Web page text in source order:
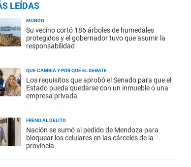
LEÍDAS
MUNDO
Su vecino cortó 186 árboles de humedales
protegidos y el gobernador tuvo que asumir la
responsabilidad
QUÉ CAMBIA Y POR QUÉ EL DEBATE
Los requisitos que aprobó el Senado para que el
Estado pueda quedarse con un inmueble o una
empresa privada
FRENO AL DELITO
Nación se sumó al pedido de Mendoza para
bloquear los celulares en las cárceles de la
provincia